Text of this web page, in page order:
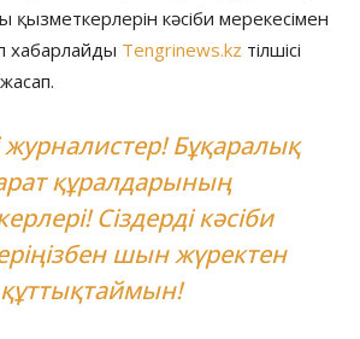
қызметкерлерін кәсіби мерекесімен
хабарлайды Tengrinews.kz тілшісі
журналистер! Бұқаралық
құралдарының
Сіздерді кәсіби
шын жүректен
құттықтаймын!